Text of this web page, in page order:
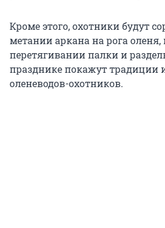
Кроме этого, охотники будут
метании аркана на рога
перетягивании палки и
празднике покажут традиции
оленеводов-охотников.